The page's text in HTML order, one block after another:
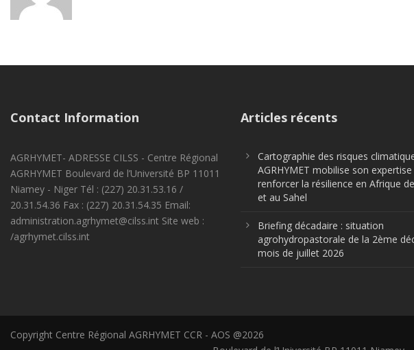
Contact Information
AGRHYMET- ADRESSE CILSS - Centre Régional
AGRHYMET Boulevard de l’Université BP 11011
Niamey - Niger Tél : (227) 20.31.53.16 /
20.31.54.36 Fax : (227) 20.31.54.35 Email:
administration.agrhymet@cilss.int Site web :
/agrhymet.cilss.int
Articles récents
Cartographie des risques
AGRHYMET mobilise son
renforcer la résilience en Afrique
et au Sahel
Briefing décadaire : situation
agrohydropastorale de la 2ème
mois de juillet 2026
Copyright Centre Régional AGRHYMET CCR - AOS @2026